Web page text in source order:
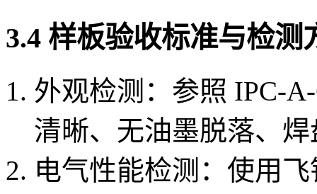
3.4 样板验收标准与检测
外观检测：参照 IPC-
清晰、无油墨脱落、
电气性能检测：使用